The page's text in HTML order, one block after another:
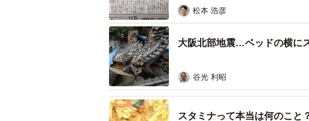
松本 浩彦
大阪北部地震…ベッドの横に
谷光 利昭
スタミナって本当は何のこと